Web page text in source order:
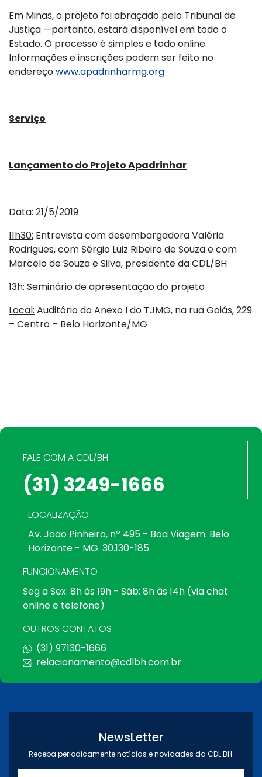
Em Minas, o projeto foi abraçado pelo Tribunal de
Justiça —portanto, estará disponível em todo o
Estado. O processo é simples e todo online.
Informações e inscrições podem ser feito no
endereçowww.apadrinharmg.org
Serviço
Lançamento do Projeto Apadrinhar
Data: 21/5/2019
11h30: Entrevista com desembargadora Valéria
Rodrigues, com Sérgio Luiz Ribeiro de Souza e com
Marcelo de Souza e Silva, presidente da CDL/BH
13h: Seminário de apresentação do projeto
Local: Auditório do Anexo I do TJMG, na rua Goiás, 229
– Centro – Belo Horizonte/MG
FALE COM A CDL/BH
(31) 3249-1666
LOCALIZAÇÃO
Av. João Pinheiro, nº 495 - Boa Viagem. Belo
Horizonte - MG. 30.130-185
FUNCIONAMENTO
Seg a Sex: 8h às 19h - Sáb: 8h às 14h (via chat
online e telefone)
OUTROS CONTATOS
(31) 97130-1666
relacionamento@cdlbh.com.br
NewsLetter
Receba periodicamente notícias e novidades da CDL BH.